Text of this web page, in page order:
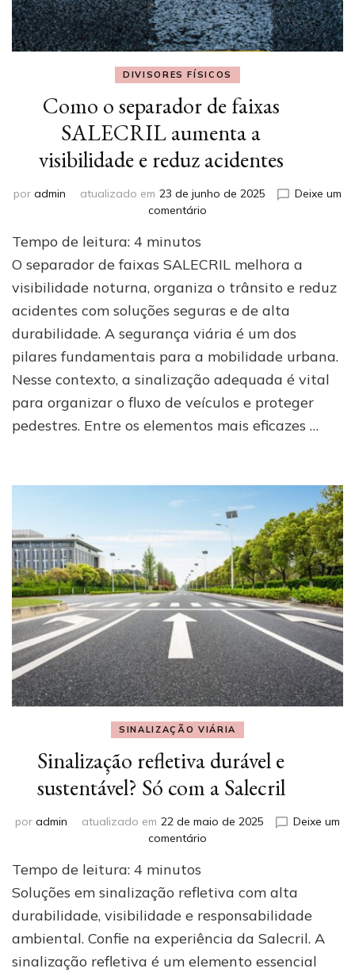
DIVISORES FÍSICOS
Como o separador de faixas
SALECRIL aumenta a
visibilidade e reduz acidentes
por admin atualizado em 23 de junho de 2025
Deixe um
comentário
separador
faixas
SALECRIL
aumenta
a
visibilidade
e
acidentes
Tempo de leitura: 4 minutos
O separador de faixas SALECRIL melhora a
visibilidade noturna, organiza o trânsito e reduz
acidentes com soluções seguras e de alta
durabilidade. A segurança viária é um dos
pilares fundamentais para a mobilidade urbana.
Nesse contexto, a sinalização adequada é vital
para organizar o fluxo de veículos e proteger
pedestres. Entre os elementos mais eficazes …
SINALIZAÇÃO VIÁRIA
Sinalização refletiva durável e
sustentável? Só com a Salecril
por admin atualizado em 22 de maio de 2025
Deixe um
comentário
durável
sustentável?
Só
a
Tempo de leitura: 4 minutos
Soluções em sinalização refletiva com alta
durabilidade, visibilidade e responsabilidade
ambiental. Confie na experiência da Salecril. A
sinalização refletiva é um elemento essencial